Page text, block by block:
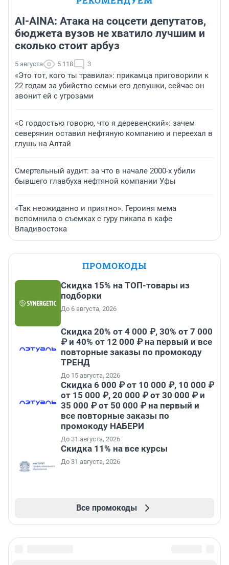
AI-AINA: Атака на соцсети депутатов,
бюджета вузов не хватило лучшим и
сколько стоит арбуз
5 августа 5 118 3
«Это тот, кого ты травила»: прикамца приговорили к
22 годам за убийство семьи его девушки, сейчас он
звонит ей с угрозами
«С гордостью говорю, что я деревенский»: зачем
северянин оставил нефтяную компанию и переехал в
глушь на Алтай
Смертельный аудит: за что в начале 2000-х убили
бывшего главбуха нефтяной компании Уфы
«Так неожиданно и приятно». Героиня мема
вспомнила о съемках с гуру пикапа в кафе
Владивостока
ПРОМОКОДЫ
Скидка 15% на ТОП-товары из
подборки
До 6 августа, 2026
Скидка 20% от 4 000 ₽, 30% от 7 000
₽ и 40% от 12 000 ₽ на первый и все
повторные заказы по промокоду
ТРЕНД
До 15 августа, 2026
Скидка 6 000 ₽ от 10 000 ₽, 10 000 ₽
от 15 000 ₽, 20 000 ₽ от 30 000 ₽ и
35 000 ₽ от 50 000 ₽ на первый и
все повторные заказы по
промокоду НАБЕРИ
До 31 августа, 2026
Скидка 11% на все курсы
До 31 августа, 2026
Все промокоды